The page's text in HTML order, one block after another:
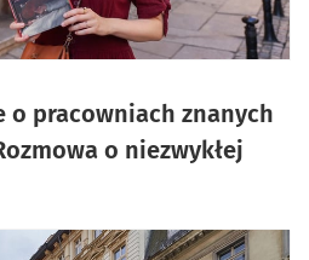
o pracowniach znanych
o niezwykłej